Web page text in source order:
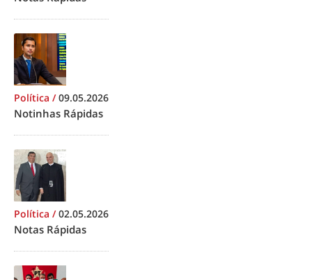
Política /09.05.2026
Notinhas Rápidas
Política /02.05.2026
Notas Rápidas